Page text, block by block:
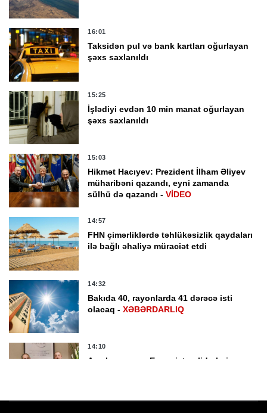
16:01
Taksidən pul və bank kartları oğurlayan
şəxs saxlanıldı
15:25
İşlədiyi evdən 10 min manat oğurlayan
şəxs saxlanıldı
15:03
Hikmət Hacıyev: Prezident İlham Əliyev
müharibəni qazandı, eyni zamanda
sülhü də qazandı -VİDEO
14:57
FHN çimərliklərdə təhlükəsizlik qaydaları
ilə bağlı əhaliyə müraciət etdi
14:32
Bakıda 40, rayonlarda 41 dərəcə isti
olacaq -XƏBƏRDARLIQ
14:10
Azərbaycan və Ermənistan liderləri